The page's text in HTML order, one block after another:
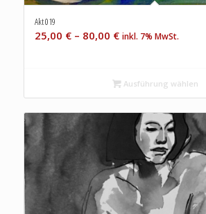
Akt 019
25,00 €– 80,00 € inkl. 7% MwSt.
Ausführung wählen